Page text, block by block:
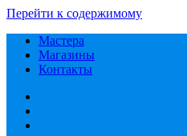
Перейти к содержимому
Мастера
Магазины
Контакты